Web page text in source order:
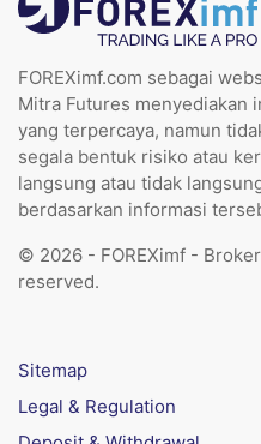
FOREXimf.com sebagai
Mitra Futures menyediakan
yang terpercaya, namun
segala bentuk risiko atau
langsung atau tidak
berdasarkan informasi
© 2026 - FOREXimf -
reserved.
Sitemap
Legal & Regulation